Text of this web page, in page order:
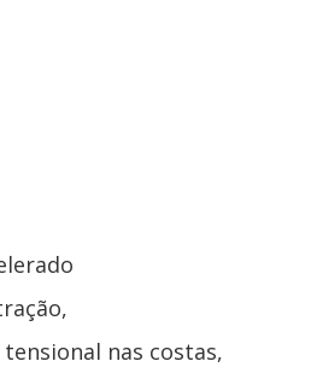
nas costas,